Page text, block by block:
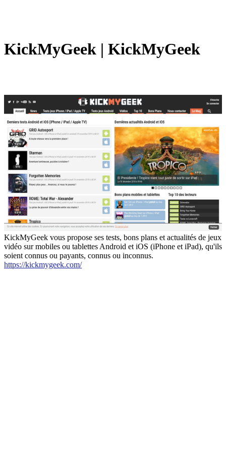
KickMyGeek | KickMyGeek
KickMyGeek vous propose ses tests, bons plans et actualités de jeux
vidéo sur mobiles ou tablettes Android et iOS (iPhone et iPad), qu'ils
soient connus ou payants, connus ou inconnus.
https://kickmygeek.com/